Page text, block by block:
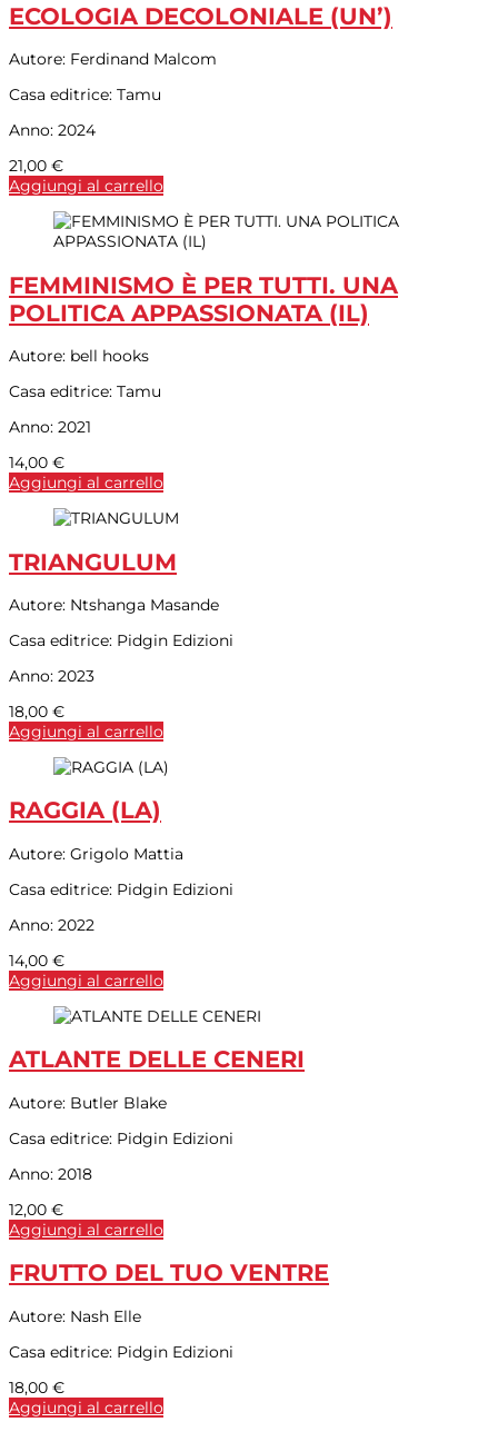
ECOLOGIA DECOLONIALE (UN’)
Autore: Ferdinand Malcom
Casa editrice: Tamu
Anno: 2024
21,00 €
Aggiungi al carrello
FEMMINISMO È PER TUTTI. UNA
POLITICA APPASSIONATA (IL)
Autore: bell hooks
Casa editrice: Tamu
Anno: 2021
14,00 €
Aggiungi al carrello
TRIANGULUM
Autore: Ntshanga Masande
Casa editrice: Pidgin Edizioni
Anno: 2023
18,00 €
Aggiungi al carrello
RAGGIA (LA)
Autore: Grigolo Mattia
Casa editrice: Pidgin Edizioni
Anno: 2022
14,00 €
Aggiungi al carrello
ATLANTE DELLE CENERI
Autore: Butler Blake
Casa editrice: Pidgin Edizioni
Anno: 2018
12,00 €
Aggiungi al carrello
FRUTTO DEL TUO VENTRE
Autore: Nash Elle
Casa editrice: Pidgin Edizioni
18,00 €
Aggiungi al carrello